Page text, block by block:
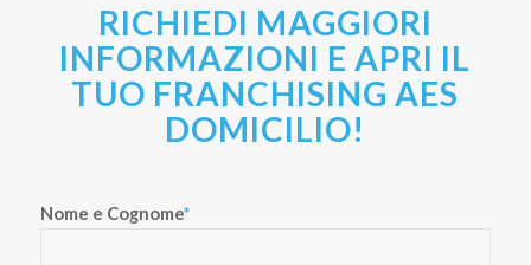
RICHIEDI MAGGIORI
INFORMAZIONI E APRI IL
TUO FRANCHISING AES
DOMICILIO!
Nome e Cognome*